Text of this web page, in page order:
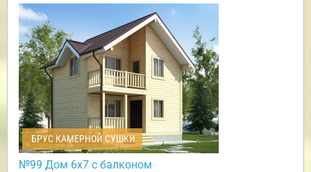
БРУС КАМЕРНОЙ СУШКИ
№99 Дом 6х7 с балконом